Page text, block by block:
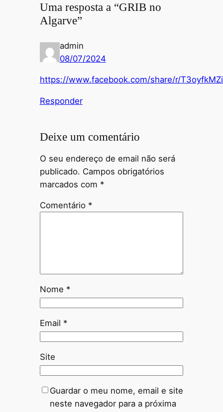
Uma resposta a “GRIB no
Algarve”
admin
08/07/2024
https://www.facebook.com/share/r/
Responder
Deixe um comentário
O seu endereço de email não será
publicado. Campos obrigatórios
marcados com *
Comentário *
Nome *
Email *
Site
Guardar o meu nome, email e site
neste navegador para a próxima